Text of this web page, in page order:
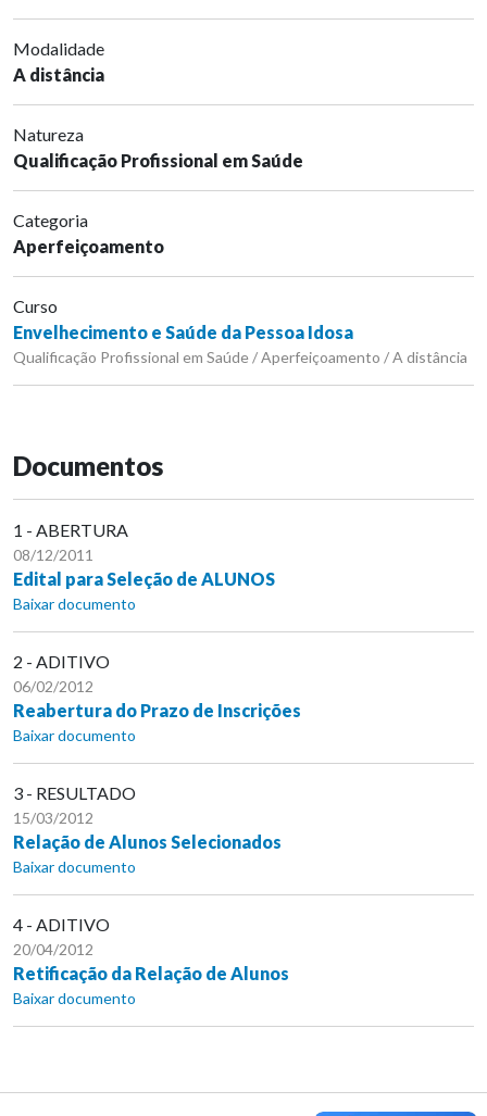
Modalidade
A distância
Natureza
Qualificação Profissional em Saúde
Categoria
Aperfeiçoamento
Curso
Envelhecimento e Saúde da Pessoa Idosa
Qualificação Profissional em Saúde / Aperfeiçoamento / A distância
Documentos
1 - ABERTURA
08/12/2011
Edital para Seleção de ALUNOS
Baixar documento
2 - ADITIVO
06/02/2012
Reabertura do Prazo de Inscrições
Baixar documento
3 - RESULTADO
15/03/2012
Relação de Alunos Selecionados
Baixar documento
4 - ADITIVO
20/04/2012
Retificação da Relação de Alunos
Baixar documento